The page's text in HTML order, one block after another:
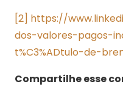
[2] https://
dos-valores-pagos-
t%C3%ADtulo-de-
Compartilhe esse